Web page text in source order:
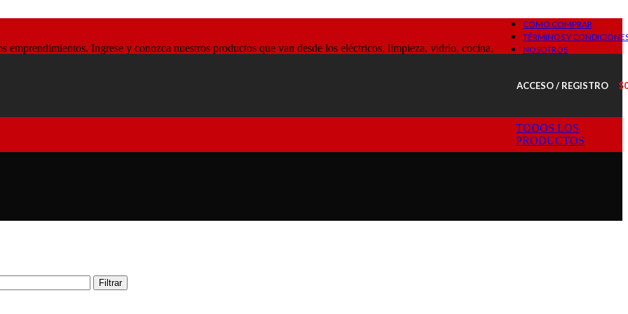
CÓMO COMPRAR
TÉRMINOS Y
NOSOTROS
ACCESO / REGISTRO $
Ingrese y conozca nuestros productos que van desde los eléctricos, limpieza, vidrio, cocina,
TODOS LOS
PRODUCTOS
Filtrar